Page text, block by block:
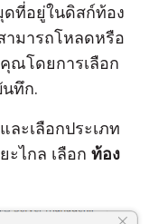
ดที่อยู่ในดิสก์ท้อง
มารถโหลดหรือ
ณโดยการเลือก
ทึก.
และเลือกประเภท
ไกล เลือก ท้อง